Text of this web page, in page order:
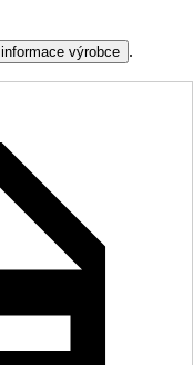
informace výrobce .